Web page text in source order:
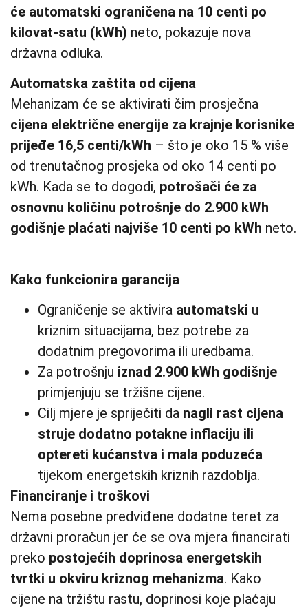
će automatski ograničena na 10 centi po
kilovat‑satu (kWh) neto, pokazuje nova
državna odluka.
Automatska zaštita od cijena
Mehanizam će se aktivirati čim prosječna
cijena električne energije za krajnje korisnike
prijeđe 16,5 centi/kWh – što je oko 15 % više
od trenutačnog prosjeka od oko 14 centi po
kWh. Kada se to dogodi, potrošači će za
osnovnu količinu potrošnje do 2.900 kWh
godišnje plaćati najviše 10 centi po kWh neto.
Kako funkcionira garancija
Ograničenje se aktivira automatski u
kriznim situacijama, bez potrebe za
dodatnim pregovorima ili uredbama.
Za potrošnju iznad 2.900 kWh godišnje
primjenjuju se tržišne cijene.
Cilj mjere je spriječiti da nagli rast cijena
struje dodatno potakne inflaciju ili
optereti kućanstva i mala poduzeća
tijekom energetskih kriznih razdoblja.
Financiranje i troškovi
Nema posebne predviđene dodatne teret za
državni proračun jer će se ova mjera financirati
preko postojećih doprinosa energetskih
tvrtki u okviru kriznog mehanizma. Kako
cijene na tržištu rastu, doprinosi koje plaćaju